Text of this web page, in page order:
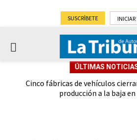
SUSCRÍBETE INICIAR
PRIMARY
ÚLTIMAS
Cinco fábricas de vehículos
producción a la baja en